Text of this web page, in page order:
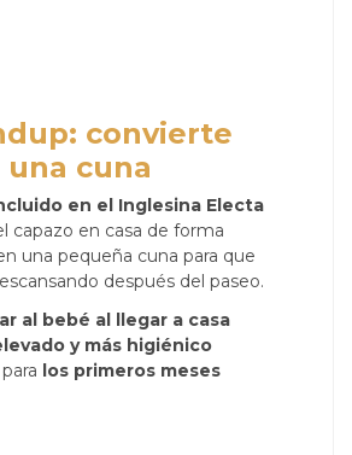
convierte
cuna
en el Inglesina Electa
capazo en casa de forma
una pequeña cuna para que
después del paseo.
al bebé al llegar a casa
y más higiénico
los primeros meses